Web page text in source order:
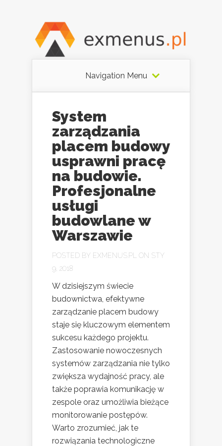
Navigation Menu
System
zarządzania
placem budowy
usprawni pracę
na budowie.
Profesjonalne
usługi
budowlane w
Warszawie
POSTED BY EXMENUS.PL
ON STY
9, 2018
W dzisiejszym świecie
budownictwa, efektywne
zarządzanie placem budowy
staje się kluczowym elementem
sukcesu każdego projektu.
Zastosowanie nowoczesnych
systemów zarządzania nie tylko
zwiększa wydajność pracy, ale
także poprawia komunikację w
zespole oraz umożliwia bieżące
monitorowanie postępów.
Warto zrozumieć, jak te
rozwiązania technologiczne